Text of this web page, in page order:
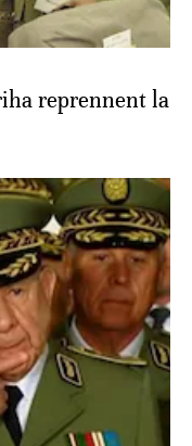
reprennent la